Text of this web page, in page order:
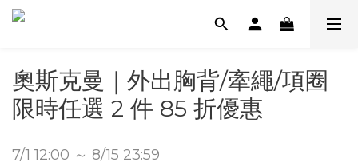
奧斯克曼｜外出胸背/牽繩/項圈
限時任選 2 件 85 折優惠
7/1 12:00 ～ 8/15 23:59